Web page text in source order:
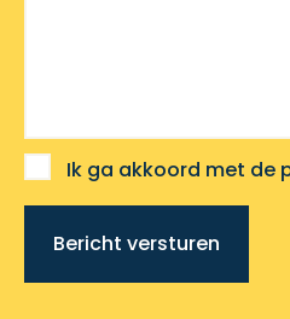
Ik ga akkoord met de
Bericht versturen